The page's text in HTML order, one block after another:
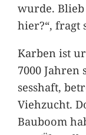
wurde.
hier?“, fragt
Karben ist
7000
sesshaft,
Viehzucht.
Bauboom